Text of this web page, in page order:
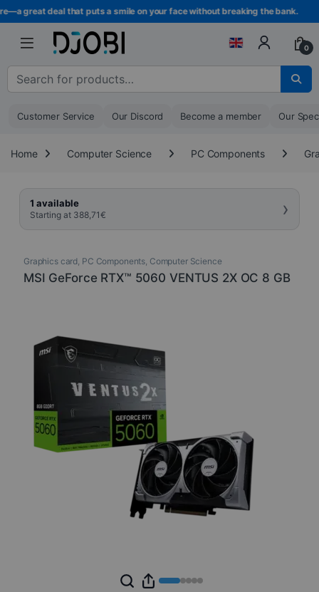
Skip to navigation
Skip to content
great deal that puts a smile on your face without breaking the bank.
0
Search for :
Customer Service Our Discord Become a member Our
Home Computer Science PC Components
1 available
Starting at 388,71€ ›
Graphics card, PC Components, Computer Science
MSI GeForce RTX™ 5060 VENTUS 2X OC 8 GB